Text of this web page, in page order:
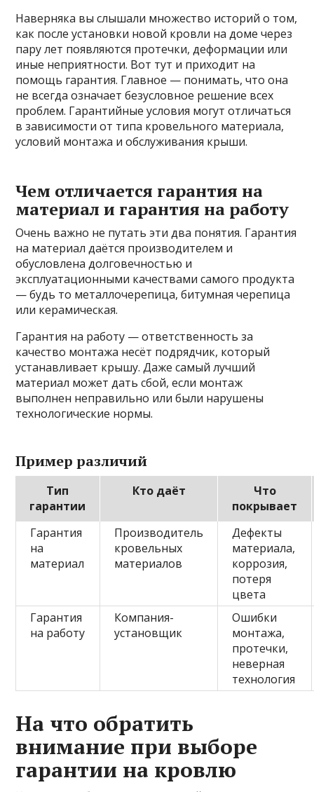
Наверняка вы слышали множество историй о том,
как после установки новой кровли на доме через
пару лет появляются протечки, деформации или
иные неприятности. Вот тут и приходит на
помощь гарантия. Главное — понимать, что она
не всегда означает безусловное решение всех
проблем. Гарантийные условия могут отличаться
в зависимости от типа кровельного материала,
условий монтажа и обслуживания крыши.
Чем отличается гарантия на
материал и гарантия на работу
Очень важно не путать эти два понятия. Гарантия
на материал даётся производителем и
обусловлена долговечностью и
эксплуатационными качествами самого продукта
— будь то металлочерепица, битумная черепица
или керамическая.
Гарантия на работу — ответственность за
качество монтажа несёт подрядчик, который
устанавливает крышу. Даже самый лучший
материал может дать сбой, если монтаж
выполнен неправильно или были нарушены
технологические нормы.
Пример различий
Тип
гарантии
Кто даёт
Что
покрывает
Гарантия
на
материал
Производитель
кровельных
материалов
Дефекты
материала,
коррозия,
потеря
цвета
Гарантия
на работу
Компания-
установщик
Ошибки
монтажа,
протечки,
неверная
технология
На что обратить
внимание при выборе
гарантии на кровлю